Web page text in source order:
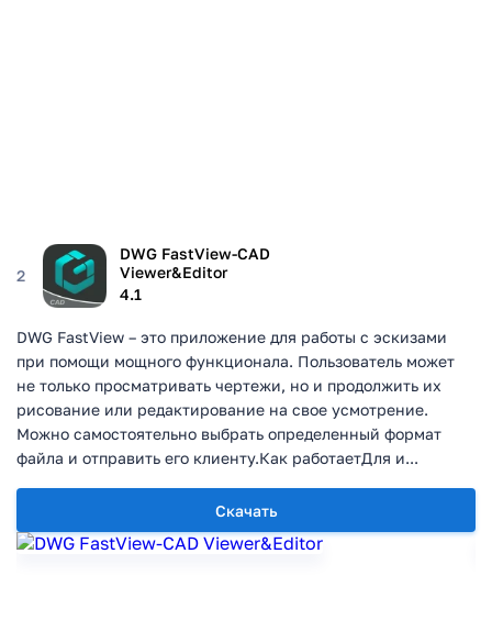
2
DWG FastView-CAD
Viewer&Editor
4.1
Скачать
DWG FastView – это приложение для работы с эскизами
при помощи мощного функционала. Пользователь может
не только просматривать чертежи, но и продолжить их
рисование или редактирование на свое усмотрение.
Можно самостоятельно выбрать определенный формат
файла и отправить его клиенту.Как работаетДля и...